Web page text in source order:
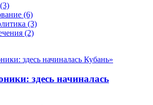
(6)
(3)
(2)
здесь начиналась